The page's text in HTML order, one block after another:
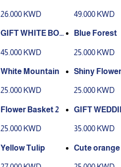
26.000 KWD 49.000 KWD
GIFT WHITE BOX
45.000 KWD
Blue Forest
25.000 KWD
White Mountain
25.000 KWD
Shiny Flower
25.000 KWD
Flower Basket 2
25.000 KWD
GIFT
35.000 KWD
Yellow Tulip Cute orange